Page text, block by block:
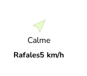
Calme
Rafales5 km/h